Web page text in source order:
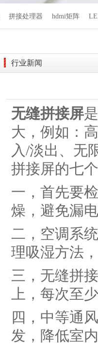
拼接处理器 hdmi矩阵
行业新闻
无缝拼接屏
大，例如：
入/淡出、无
拼接屏的七
一，首先要
燥，避免漏
二，空调系
理吸湿方法
三，无缝拼
上，每次至
四，中等通
发，降低室